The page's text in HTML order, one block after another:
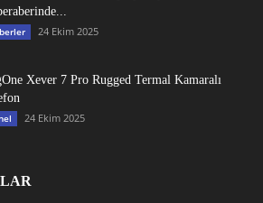
24 Ekim 2025
Xever 7 Pro Rugged Termal Kamaralı
24 Ekim 2025